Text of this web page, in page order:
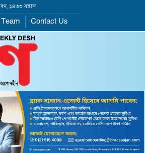
১৪৩৩ বঙ্গাব্দ
Contact Us